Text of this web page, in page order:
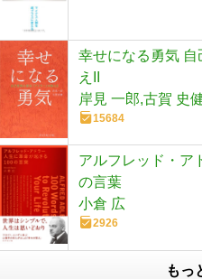
幸せになる勇気
えII
岸見 一郎,古賀 史
15684
アルフレッド・ア
の言葉
小倉 広
2926
もっ